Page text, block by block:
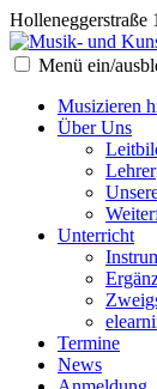
Holleneggerstraße
Menü ein/
Musizieren
Über Uns
Lehrer
Unterricht
Termine
News